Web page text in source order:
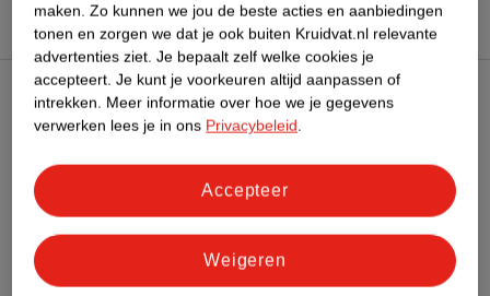
Kruidvat Club
Klantenservice
Over Kruidvat
maken. Zo kunnen we jou de beste acties en aanbiedingen
tonen en zorgen we dat je ook buiten Kruidvat.nl relevante
advertenties ziet. Je bepaalt zelf welke cookies je
accepteert. Je kunt je voorkeuren altijd aanpassen of
intrekken. Meer informatie over hoe we je gegevens
verwerken lees je in ons Privacybeleid.
Weigeren
Accepteer